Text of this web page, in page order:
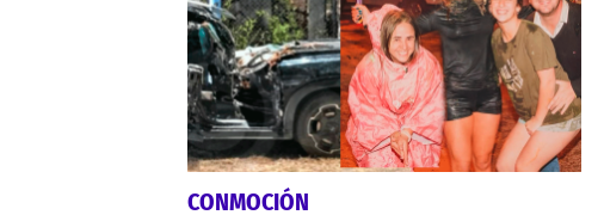
CONMOCIÓN